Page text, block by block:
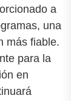
a
una
más fiable.
para la
en